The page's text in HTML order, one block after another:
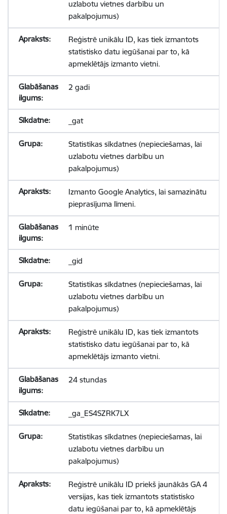
uzlabotu vietnes darbību un
pakalpojumus)
Reģistrē unikālu ID, kas tiek izmantots
statistisko datu iegūšanai par to, kā
apmeklētājs izmanto vietni.
2 gadi
_gat
Statistikas sīkdatnes (nepieciešamas, lai
uzlabotu vietnes darbību un
pakalpojumus)
Izmanto Google Analytics, lai samazinātu
pieprasījuma līmeni.
1 minūte
_gid
Statistikas sīkdatnes (nepieciešamas, lai
uzlabotu vietnes darbību un
pakalpojumus)
Reģistrē unikālu ID, kas tiek izmantots
statistisko datu iegūšanai par to, kā
apmeklētājs izmanto vietni.
24 stundas
_ga_ES4SZRK7LX
Statistikas sīkdatnes (nepieciešamas, lai
uzlabotu vietnes darbību un
pakalpojumus)
Reģistrē unikālu ID priekš jaunākās GA 4
versijas, kas tiek izmantots statistisko
datu iegūšanai par to, kā apmeklētājs